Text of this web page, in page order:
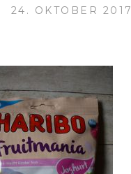
24. OKTOBER 2017